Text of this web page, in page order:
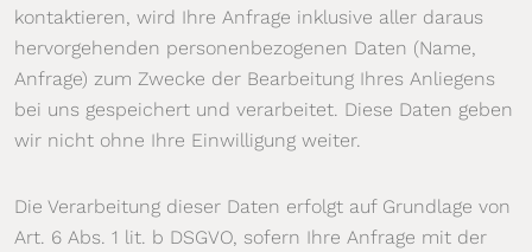
kontaktieren, wird Ihre Anfrage inklusive aller daraus
hervorgehenden personenbezogenen Daten (Name,
Anfrage) zum Zwecke der Bearbeitung Ihres Anliegens
bei uns gespeichert und verarbeitet. Diese Daten geben
wir nicht ohne Ihre Einwilligung weiter.
Die Verarbeitung dieser Daten erfolgt auf Grundlage von
Art. 6 Abs. 1 lit. b DSGVO, sofern Ihre Anfrage mit der